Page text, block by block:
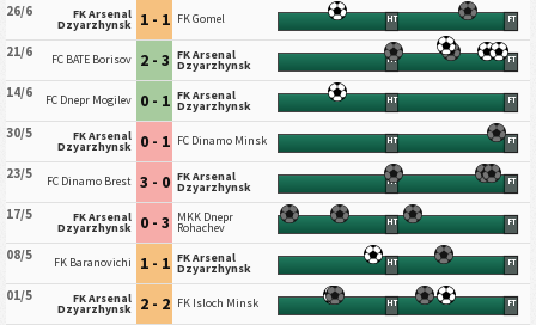
26/6 FK Arsenal
Dzyarzhynsk 1 - 1 FK Gomel HT FT
21/6 FC BATE Borisov 2 - 3 FK Arsenal
Dzyarzhynsk HT FT
14/6 FC Dnepr Mogilev 0 - 1 FK Arsenal
Dzyarzhynsk HT FT
30/5 FK Arsenal
Dzyarzhynsk 0 - 1 FC Dinamo Minsk HT FT
23/5 FC Dinamo Brest 3 - 0 FK Arsenal
Dzyarzhynsk HT FT
17/5 FK Arsenal
Dzyarzhynsk 0 - 3 MKK Dnepr
Rohachev HT FT
08/5 FK Baranovichi 1 - 1 FK Arsenal
Dzyarzhynsk HT FT
01/5 FK Arsenal
Dzyarzhynsk 2 - 2 FK Isloch Minsk HT FT